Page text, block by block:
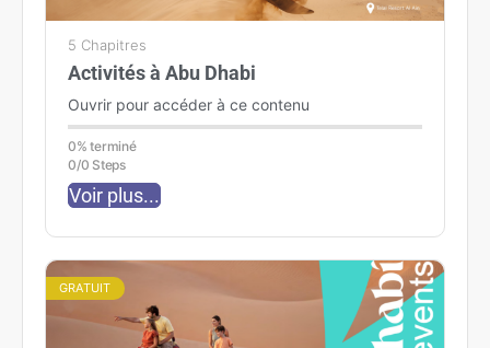
5 Chapitres
Activités à Abu Dhabi
Ouvrir pour accéder à ce contenu
0% terminé
0/0 Steps
Voir plus...
GRATUIT